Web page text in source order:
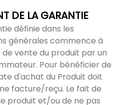
DE LA GARANTIE
définie dans les
générales commence à
vente du produit par un
Pour bénéficier de
d'achat du Produit doit
facture/reçu. Le fait de
produit et/ou de ne pas